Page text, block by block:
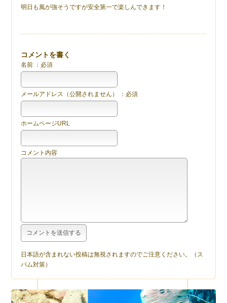
明日も風が強そうですが安全第一で楽しんできます！
コメントを書く
名前 ：必須
メールアドレス（公開されません） ：必須
ホームページURL
コメント内容
日本語が含まれない投稿は無視されますのでご注意ください。（ス
パム対策）